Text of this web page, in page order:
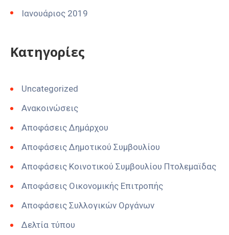
Ιανουάριος 2019
Kατηγορίες
Uncategorized
Ανακοινώσεις
Αποφάσεις Δημάρχου
Αποφάσεις Δημοτικού Συμβουλίου
Αποφάσεις Κοινοτικού Συμβουλίου Πτολεμαϊδας
Αποφάσεις Οικονομικής Επιτροπής
Αποφάσεις Συλλογικών Οργάνων
Δελτία τύπου